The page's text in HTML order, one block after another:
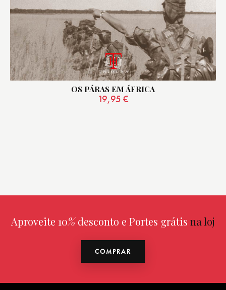
OS PÁRAS EM ÁFRICA
19,95 €
Aproveite 10%desconto e Portes grátisna
COMPRAR